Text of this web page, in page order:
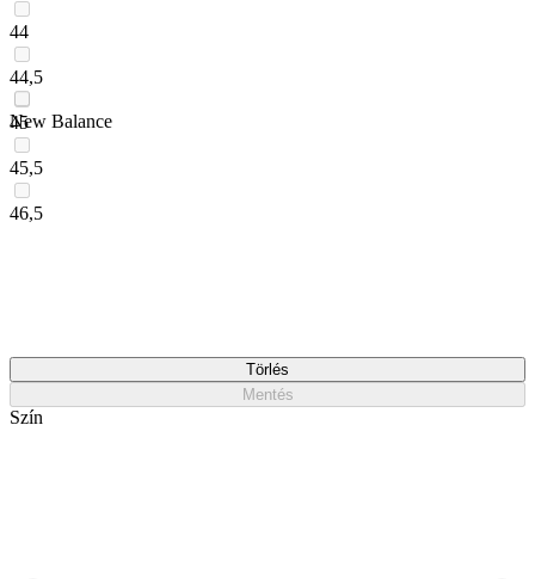
44
44,5
45
45,5
46,5
New Balance
Törlés
Mentés
Szín